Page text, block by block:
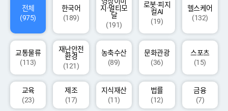
AI 개발지원
고객지원
전체
(975)
한국어
(189)
지·멀티모
달
(191)
로봇·피지
컬AI
(19)
헬스케어
(132)
교통물류
(113)
재난안전
환경
(121)
농축수산
(89)
문화관광
(36)
스포츠
(15)
교육
(23)
제조
(17)
지식재산
(11)
법률
(12)
금융
(7)